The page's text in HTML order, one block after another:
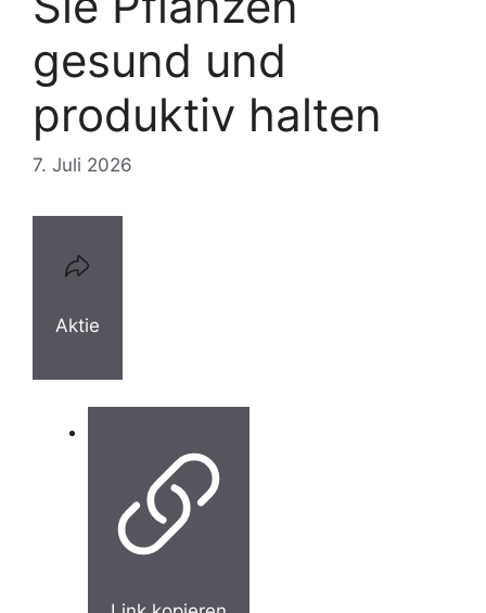
gesund und
produktiv halten
7. Juli 2026
Aktie